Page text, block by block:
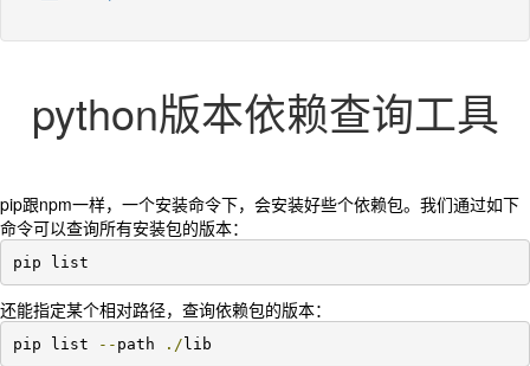
python版本依赖查询工具
pip跟npm一样，一个安装命令下，会安装好些个依赖包。我们通过如下
命令可以查询所有安装包的版本：
pip list
还能指定某个相对路径，查询依赖包的版本：
pip list -- path ./lib